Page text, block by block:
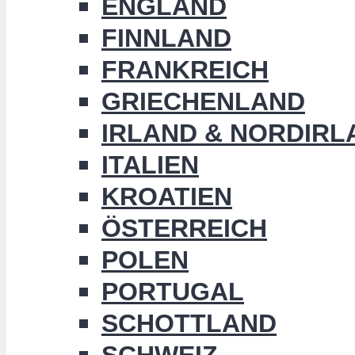
ENGLAND
FINNLAND
FRANKREICH
GRIECHENLAND
IRLAND &
ITALIEN
KROATIEN
ÖSTERREICH
POLEN
PORTUGAL
SCHOTTLAND